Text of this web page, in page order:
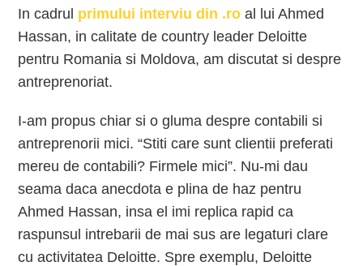
In cadrul primului interviu din .ro al lui Ahmed
Hassan, in calitate de country leader Deloitte
pentru Romania si Moldova, am discutat si despre
antreprenoriat.
I-am propus chiar si o gluma despre contabili si
antreprenorii mici. “Stiti care sunt clientii preferati
mereu de contabili? Firmele mici”. Nu-mi dau
seama daca anecdota e plina de haz pentru
Ahmed Hassan, insa el imi replica rapid ca
raspunsul intrebarii de mai sus are legaturi clare
cu activitatea Deloitte. Spre exemplu, Deloitte